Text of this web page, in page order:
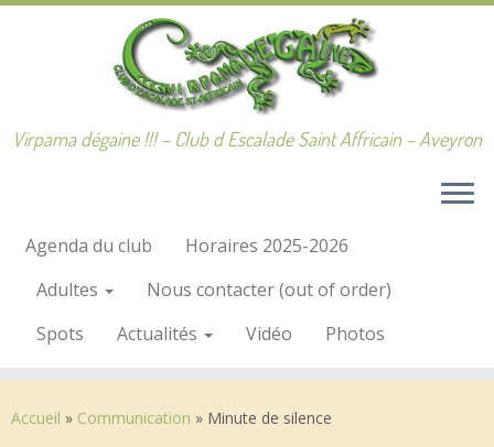
Passer
Virpama dégaine !!! – Club d Escalade Saint Affricain – Aveyron
Agenda du club
Horaires 2025-2026
Adultes
Nous contacter (out of order)
Spots
Actualités Vidéo Photos
Accueil » Communication » Minute de silence